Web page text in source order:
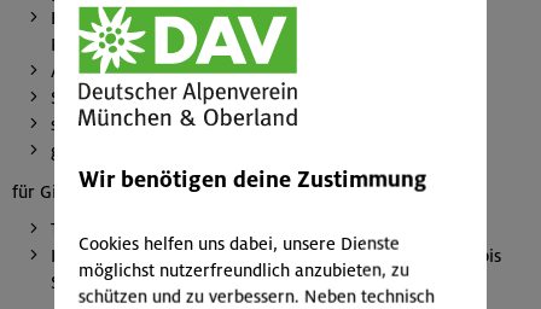
Erfahrungen im Schneeschuhgehen in kurzen steilen
Passagen und Querungen
Anseilen am Gletscher
Spaltenbergung
sichere Handhabung von Steigeisen und Pickel
gute Kenntnisse im Umgang mit der LVS-Ausrüstung
für Gipfelaufstiege:
Trittsicherheit und Schwindelfreiheit
Kletterkönnen im felsigen oder kombinierten Gelände bis
Schwierigkeitsgrad II nach UIAA
Wir benötigen deine Zustimmung
Cookies helfen uns dabei, unsere Dienste
möglichst nutzerfreundlich anzubieten, zu
schützen und zu verbessern. Neben technisch